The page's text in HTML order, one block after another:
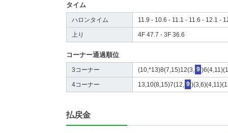
タイム
ハロンタイム 11.9 - 10.6 - 11.1 - 11.6 - 12.1 -
上り 4F 47.7 - 3F 36.6
コーナー通過順位
3コーナー (10,*13)8(7,15)12(3, 9
4コーナー 13,10(8,15)7(12, 9
払戻金